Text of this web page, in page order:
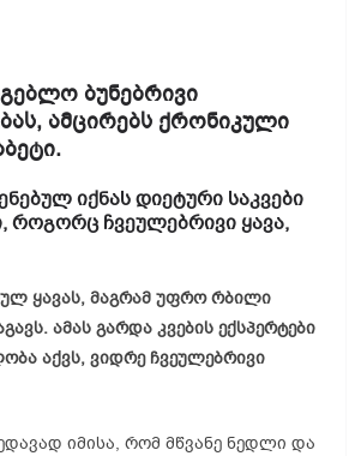
ბუნებრივი
ამცირებს ქრონიკული
იქნას დიეტური საკვები
როგორც ჩვეულებრივი ყავა,
ყავას, მაგრამ უფრო რბილი
ამას გარდა კვების ექსპერტები
აქვს, ვიდრე ჩვეულებრივი
იმისა, რომ მწვანე ნედლი და